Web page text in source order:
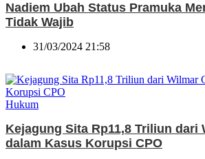
Nadiem Ubah Status Pramuka
Tidak Wajib
31/03/2024 21:58
Hukum
Kejagung Sita Rp11,8 Triliun dari
dalam Kasus Korupsi CPO